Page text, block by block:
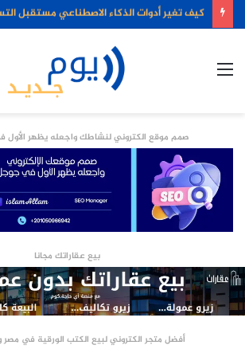
كيف تغير أدوات الذكاء الاصطناعي مستقبل
صمم موقع الكتروني لنشاطك واجعله يظهر
بيع عقاراتك مجانا
أفضل متجر الكتروني لبيع الكتب الورقية في مصر